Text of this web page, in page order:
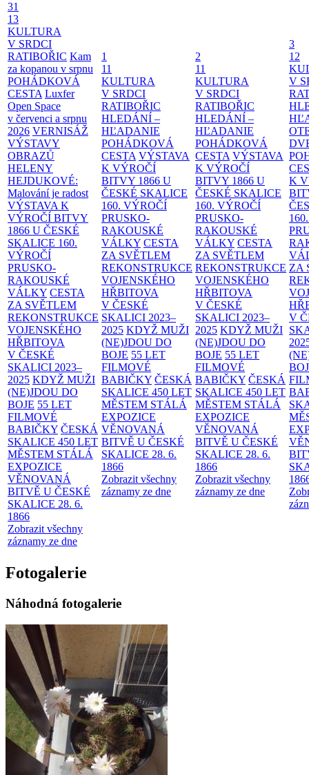
31
13
KULTURA
V SRDCI
RATIBOŘIC Kam
za kopanou v srpnu
POHÁDKOVÁ
CESTA Luxfer
Open Space
v červenci a srpnu
2026 VERNISÁŽ
VÝSTAVY
OBRAZŮ
HELENY
HEJDUKOVÉ:
Malování je radost
VÝSTAVA K
VÝROČÍ BITVY
1866 U ČESKÉ
SKALICE 160.
VÝROČÍ
PRUSKO-
RAKOUSKÉ
VÁLKY CESTA
ZA SVĚTLEM
REKONSTRUKCE
VOJENSKÉHO
HŘBITOVA
V ČESKÉ
SKALICI 2023–
2025 KDYŽ MUŽI
(NE)JDOU DO
BOJE 55 LET
FILMOVÉ
BABIČKY ČESKÁ
SKALICE 450 LET
MĚSTEM STÁLÁ
EXPOZICE
VĚNOVANÁ
BITVĚ U ČESKÉ
SKALICE 28. 6.
1866
Zobrazit všechny
záznamy ze dne
1
11
KULTURA
V SRDCI
RATIBOŘIC
HLEDÁNÍ –
HĽADANIE
POHÁDKOVÁ
CESTA VÝSTAVA
K VÝROČÍ
BITVY 1866 U
ČESKÉ SKALICE
160. VÝROČÍ
PRUSKO-
RAKOUSKÉ
VÁLKY CESTA
ZA SVĚTLEM
REKONSTRUKCE
VOJENSKÉHO
HŘBITOVA
V ČESKÉ
SKALICI 2023–
2025 KDYŽ MUŽI
(NE)JDOU DO
BOJE 55 LET
FILMOVÉ
BABIČKY ČESKÁ
SKALICE 450 LET
MĚSTEM STÁLÁ
EXPOZICE
VĚNOVANÁ
BITVĚ U ČESKÉ
SKALICE 28. 6.
1866
Zobrazit všechny
záznamy ze dne
2
11
KULTURA
V SRDCI
RATIBOŘIC
HLEDÁNÍ –
HĽADANIE
POHÁDKOVÁ
CESTA VÝSTAVA
K VÝROČÍ
BITVY 1866 U
ČESKÉ SKALICE
160. VÝROČÍ
PRUSKO-
RAKOUSKÉ
VÁLKY CESTA
ZA SVĚTLEM
REKONSTRUKCE
VOJENSKÉHO
HŘBITOVA
V ČESKÉ
SKALICI 2023–
2025 KDYŽ MUŽI
(NE)JDOU DO
BOJE 55 LET
FILMOVÉ
BABIČKY ČESKÁ
SKALICE 450 LET
MĚSTEM STÁLÁ
EXPOZICE
VĚNOVANÁ
BITVĚ U ČESKÉ
SKALICE 28. 6.
1866
Zobrazit všechny
záznamy ze dne
3
12
V
K
ZA
V
Fotogalerie
Náhodná fotogalerie